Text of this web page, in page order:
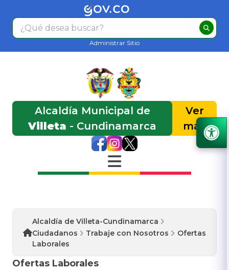
Administrar Sitio
Alcaldía Municipal de
Villeta - Cundinamarca
Ver
más
Alcaldía de Villeta-Cundinamarca
Ciudadanos
Trabaje con Nosotros
Ofertas
Laborales
Ofertas Laborales